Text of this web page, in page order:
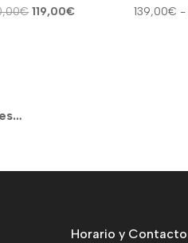
€ El
119,00€El
139,00€ -
Horario y Contacto